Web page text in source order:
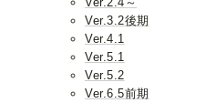
Ver.3.2後期
Ver.4.1
Ver.5.1
Ver.5.2
Ver.6.5前期